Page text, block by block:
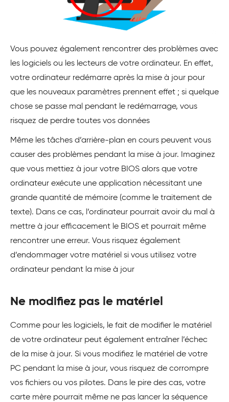
Vous pouvez également rencontrer des problèmes avec
les logiciels ou les lecteurs de votre ordinateur. En effet,
votre ordinateur redémarre après la mise à jour pour
que les nouveaux paramètres prennent effet ; si quelque
chose se passe mal pendant le redémarrage, vous
risquez de perdre toutes vos données
Même les tâches d’arrière-plan en cours peuvent vous
causer des problèmes pendant la mise à jour. Imaginez
que vous mettiez à jour votre BIOS alors que votre
ordinateur exécute une application nécessitant une
grande quantité de mémoire (comme le traitement de
texte). Dans ce cas, l’ordinateur pourrait avoir du mal à
mettre à jour efficacement le BIOS et pourrait même
rencontrer une erreur. Vous risquez également
d’endommager votre matériel si vous utilisez votre
ordinateur pendant la mise à jour
Ne modifiez pas le matériel
Comme pour les logiciels, le fait de modifier le matériel
de votre ordinateur peut également entraîner l’échec
de la mise à jour. Si vous modifiez le matériel de votre
PC pendant la mise à jour, vous risquez de corrompre
vos fichiers ou vos pilotes. Dans le pire des cas, votre
carte mère pourrait même ne pas lancer la séquence